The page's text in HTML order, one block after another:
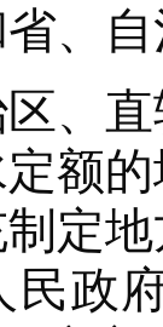
、
直
额
定
民政